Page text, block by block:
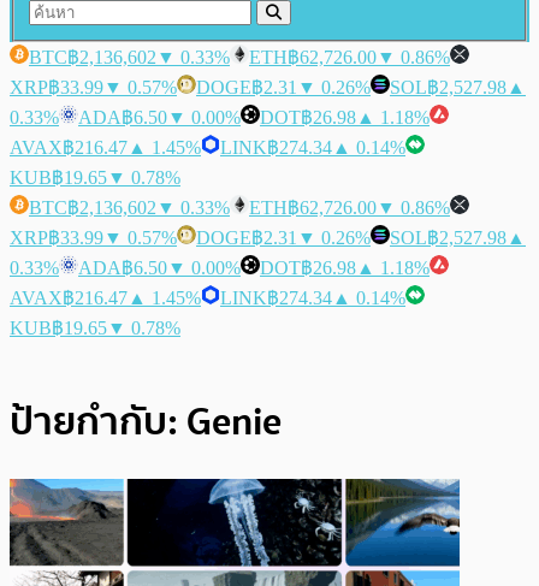
BTC฿2,136,602 ▼ 0.33% ETH฿62,726.00▼ 0.86%
XRP฿33.99▼ 0.57% DOGE฿2.31 ▼ 0.26% SOL฿2,527.98 ▲
0.33%
ADA฿6.50▼ 0.00% DOT฿26.98 ▲ 1.18%
AVAX฿216.47 ▲ 1.45% LINK฿274.34 ▲ 0.14%
KUB฿19.65▼ 0.78%
BTC฿2,136,602 ▼ 0.33% ETH฿62,726.00▼ 0.86%
XRP฿33.99▼ 0.57% DOGE฿2.31 ▼ 0.26% SOL฿2,527.98 ▲
0.33%
ADA฿6.50▼ 0.00% DOT฿26.98 ▲ 1.18%
AVAX฿216.47 ▲ 1.45% LINK฿274.34 ▲ 0.14%
KUB฿19.65▼ 0.78%
ป้ายกำกับ: Genie